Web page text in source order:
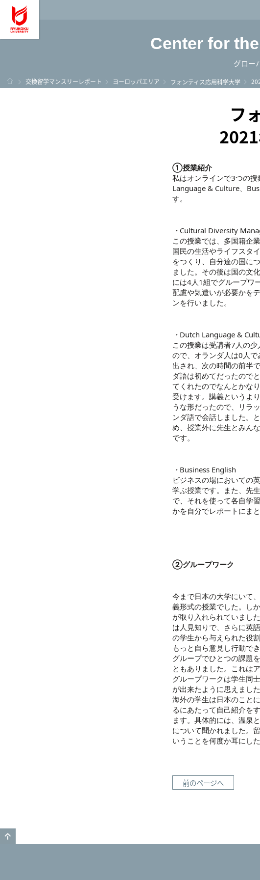
龍谷大学 You,
Center for
グロー
ホーム
交換留学マンスリーレポート ヨーロッパエリア フォンティス応用科学大学
フ
①授業紹介
私はオンラインで3つの
Language & Culture、
す。
・ Cultural Diversity
この授業では、多国籍企
国民の生活やライフスタ
をつくり、自分達の国に
ました。その後は国の文
には4人1組でグループワ
配慮や気遣いが必要かを
ンを行いました。
・ Dutch Language &
この授業は受講者7人の
ので、オランダ人は0人
出され、次の時間の前半
ダ語は初めてだったので
てくれたのでなんとかな
受けます。講義というよ
うな形だったので、リラ
ンダ語で会話しました。
め、授業外に先生とみん
です。
・ Business English
ビジネスの場においての
学ぶ授業です。また、先
で、それを使って各自学
かを自分でレポートにま
②グループワーク
今まで日本の大学にいて
義形式の授業でした。し
が取り入れられていまし
は人見知りで、さらに英
の学生から与えられた役
もっと自ら意見し行動で
グループでひとつの課題
ともありました。これは
グループワークは学生同
が出来たように思えました
海外の学生は日本のこと
るにあたって自己紹介を
ます。具体的には、温泉
について聞かれました。
いうことを何度か耳にし
前のページへ